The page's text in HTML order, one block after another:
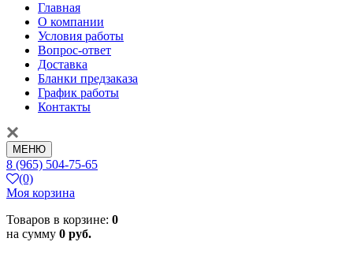
Главная
О компании
Условия работы
Вопрос-ответ
Доставка
Бланки предзаказа
График работы
Контакты
МЕНЮ
8 (965) 504-75-65
(0)
Моя корзина
Товаров в корзине: 0
на сумму 0 руб.